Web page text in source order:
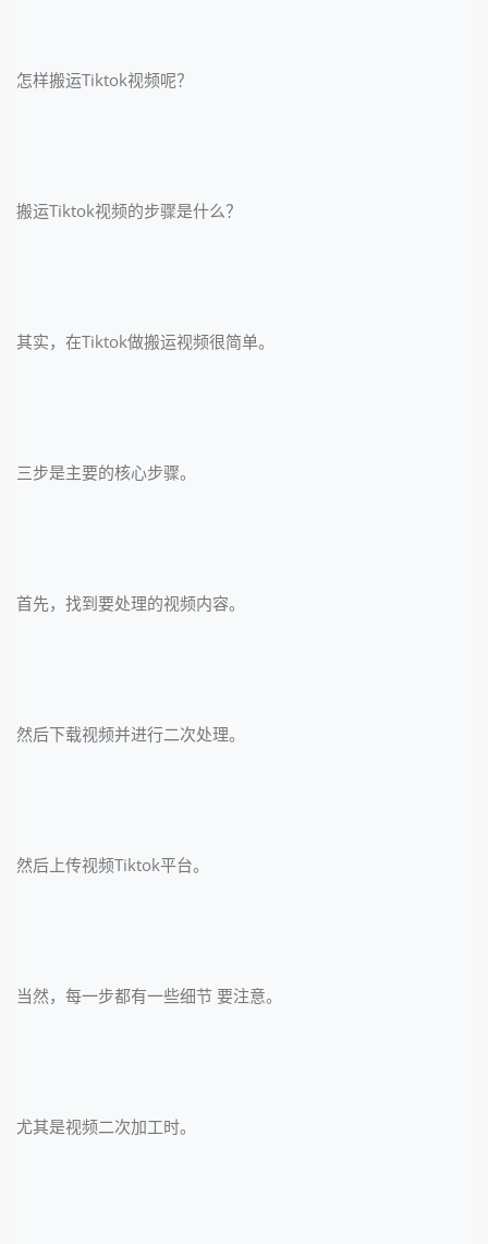
怎样搬运Tiktok视频呢？
搬运Tiktok视频的步骤是什么？
其实，在Tiktok做搬运视频很简单。
三步是主要的核心步骤。
首先，找到要处理的视频内容。
然后下载视频并进行二次处理。
然后上传视频Tiktok平台。
当然，每一步都有一些细节 要注意。
尤其是视频二次加工时。